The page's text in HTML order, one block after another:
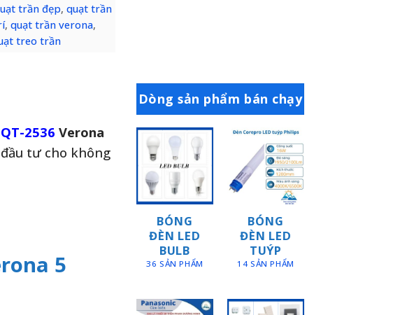
trần đẹp, quạt trần
, quạt trần verona,
treo trần
2536 Verona
tư cho không
5
Dòng sản phẩm bán chạy
BÓNG
ĐÈN LED
BULB
36 SẢN PHẨM
BÓNG
ĐÈN LED
TUÝP
14 SẢN PHẨM